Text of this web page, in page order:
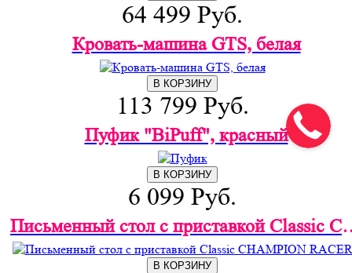
64 499 Руб.
Кровать-машина GTS, белая
В КОРЗИНУ
113 799 Руб.
Пуфик "BiPuff", красный
В КОРЗИНУ
6 099 Руб.
Письменный стол с
В КОРЗИНУ